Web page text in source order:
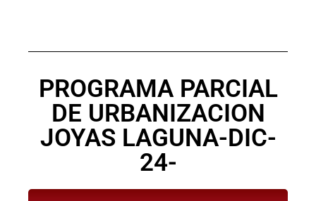
PROGRAMA PARCIAL
DE URBANIZACION
JOYAS LAGUNA-DIC-
24-